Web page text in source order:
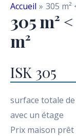
Accueil 305 m²
305 m²
m²
ISK 305
surface totale de
avec un étage
Prix maison